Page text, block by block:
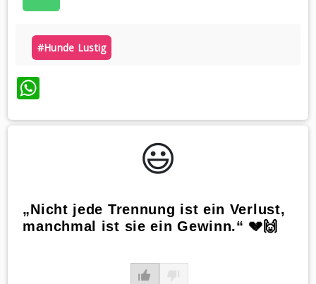
#hunde Lustig
WhatsApp
😃️
„Nicht jede Trennung ist ein Verlust,
manchmal ist sie ein Gewinn.“ 💔🙌